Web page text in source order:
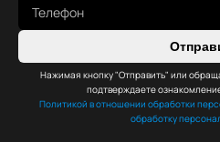
Нажимая кнопку "Отправить" или
подтверждаете
Политикой в отношении обработки
обработку